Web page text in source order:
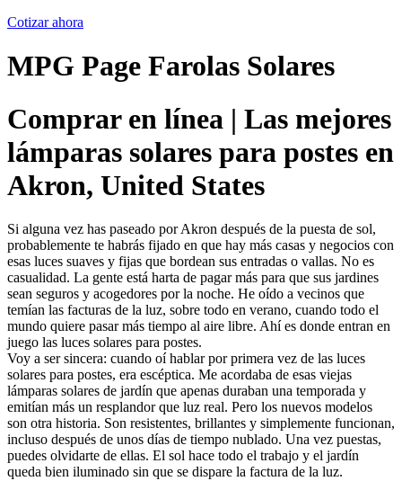
Cotizar ahora
MPG Page Farolas Solares
Comprar en línea | Las mejores
lámparas solares para postes en
Akron, United States
Si alguna vez has paseado por Akron después de la puesta de sol,
probablemente te habrás fijado en que hay más casas y negocios con
esas luces suaves y fijas que bordean sus entradas o vallas. No es
casualidad. La gente está harta de pagar más para que sus jardines
sean seguros y acogedores por la noche. He oído a vecinos que
temían las facturas de la luz, sobre todo en verano, cuando todo el
mundo quiere pasar más tiempo al aire libre. Ahí es donde entran en
juego las luces solares para postes.
Voy a ser sincera: cuando oí hablar por primera vez de las luces
solares para postes, era escéptica. Me acordaba de esas viejas
lámparas solares de jardín que apenas duraban una temporada y
emitían más un resplandor que luz real. Pero los nuevos modelos
son otra historia. Son resistentes, brillantes y simplemente funcionan,
incluso después de unos días de tiempo nublado. Una vez puestas,
puedes olvidarte de ellas. El sol hace todo el trabajo y el jardín
queda bien iluminado sin que se dispare la factura de la luz.